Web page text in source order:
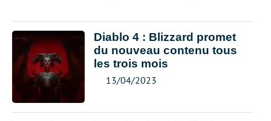
Diablo 4 : Blizzard promet
du nouveau contenu tous
les trois mois
13/04/2023